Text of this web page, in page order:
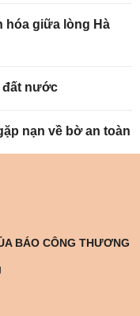
hóa giữa lòng Hà
đất nước
nạn về bờ an toàn
BÁO CÔNG THƯƠNG